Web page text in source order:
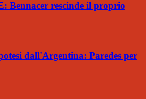
Bennacer rescinde il proprio
dall'Argentina: Paredes per